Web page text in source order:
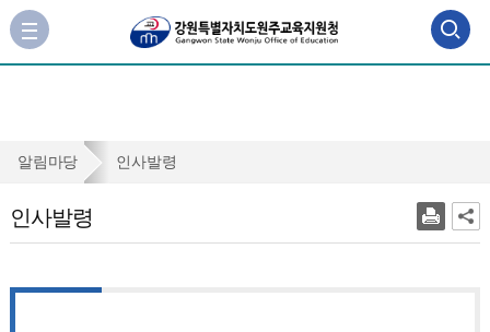
검
색
기
사
이
가
인
발
알림마당 인사발령
인사발령